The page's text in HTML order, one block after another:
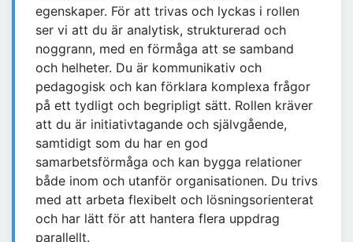
egenskaper. För att trivas och lyckas i rollen
ser vi att du är analytisk, strukturerad och
noggrann, med en förmåga att se samband
och helheter. Du är kommunikativ och
pedagogisk och kan förklara komplexa frågor
på ett tydligt och begripligt sätt. Rollen kräver
att du är initiativtagande och självgående,
samtidigt som du har en god
samarbetsförmåga och kan bygga relationer
både inom och utanför organisationen. Du trivs
med att arbeta flexibelt och lösningsorienterat
och har lätt för att hantera flera uppdrag
parallellt.